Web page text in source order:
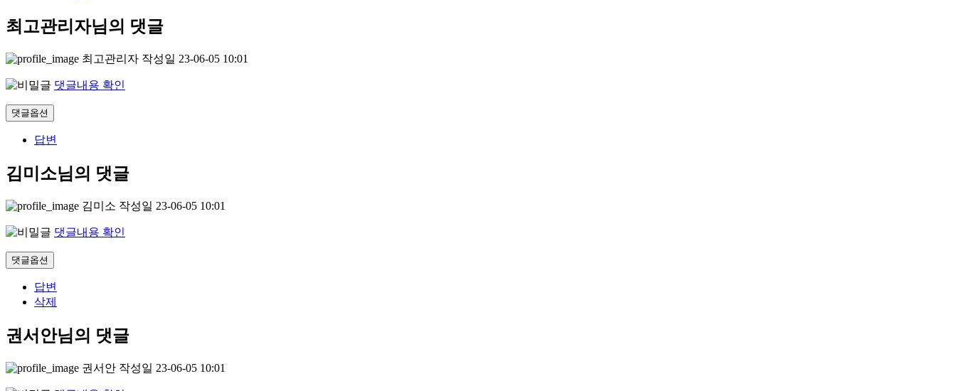
최고관리자님의 댓글
최고관리자 작성일 23-06-05 10:01
댓글내용 확인
댓글옵션
답변
김미소님의 댓글
김미소 작성일 23-06-05 10:01
댓글내용 확인
댓글옵션
답변
삭제
권서안님의 댓글
권서안 작성일 23-06-05 10:01